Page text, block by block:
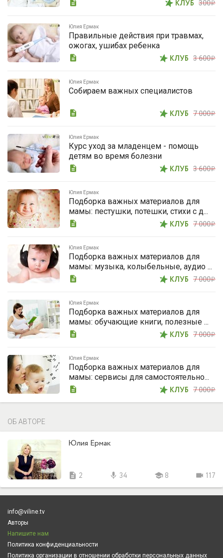
description КЛУБ 300i
Юлия Ермак
Правильные действия при травмах,
ожогах, ушибах ребенка
description КЛУБ 3 600i
Юлия Ермак
Собираем важных специалистов
description КЛУБ 7 000i
Юлия Ермак
Курс уход за младенцем - помощь
детям во время болезни
description КЛУБ 3 600i
Юлия Ермак
Подборка важных материалов для
мамы: пестушки, потешки, стихи с д...
description КЛУБ 7 000i
Юлия Ермак
Подборка важных материалов для
мамы: музыка, колыбельные, аудио ...
description КЛУБ 7 000i
Юлия Ермак
Подборка важных материалов для
мамы: обучающие книги, полезные ...
description КЛУБ 7 000i
Юлия Ермак
Подборка важных материалов для
мамы: сервисы для самостоятельно...
description КЛУБ 7 000i
ОБ АВТОРЕ
Юлия Ермак
description 2 mic 34 school8 videocam 117
info@viline.tv
Авторы
Напишите нам
Политика конфиденциальности
Политика организации в отношении обработки персональных данных